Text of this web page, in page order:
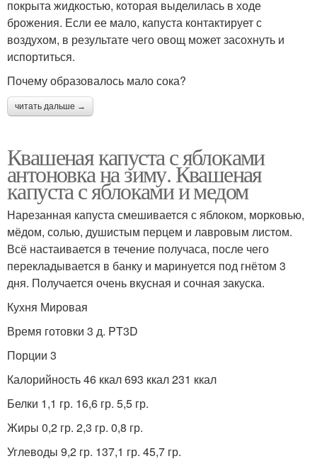
покрыта жидкостью, которая выделилась в ходе
брожения. Если ее мало, капуста контактирует с
воздухом, в результате чего овощ может засохнуть и
испортиться.
Почему образовалось мало сока?
читать дальше →
Квашеная капуста с яблоками
антоновка на зиму. Квашеная
капуста с яблоками и медом
Нарезанная капуста смешивается с яблоком, морковью,
мёдом, солью, душистым перцем и лавровым листом.
Всё настаивается в течение получаса, после чего
перекладывается в банку и маринуется под гнётом 3
дня. Получается очень вкусная и сочная закуска.
Кухня Мировая
Время готовки 3 д. PT3D
Порции 3
Калорийность 46 ккал 693 ккал 231 ккал
Белки 1,1 гр. 16,6 гр. 5,5 гр.
Жиры 0,2 гр. 2,3 гр. 0,8 гр.
Углеводы 9,2 гр. 137,1 гр. 45,7 гр.